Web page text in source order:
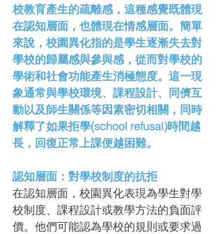
校教育產生的疏離感，這種感覺既體現
在認知層面，也體現在情感層面。簡單
來說，校園異化指的是學生逐漸失去對
學校的歸屬感與參與感，從而對學校的
學術和社會功能產生消極態度。這一現
象通常與學校環境、課程設計、同儕互
動以及師生關係等因素密切相關，同時
解釋了如果拒學(school refusal)時間越
長，回復正常上課便越困難。
認知層面：對學校制度的抗拒
在認知層面，校園異化表現為學生對學
校制度、課程設計或教學方法的負面評
價。他們可能認為學校的規則或要求過